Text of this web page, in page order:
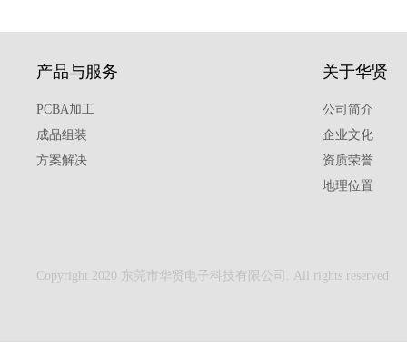
产品与服务
PCBA加工
成品组装
方案解决
关于华贤
公司简介
企业文化
资质荣誉
地理位置
Copyright 2020 东莞市华贤电子科技有限公司. All rights reserved